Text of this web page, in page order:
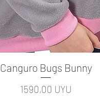
Vista rápida
Canguro Bugs Bunny
Precio
1590,00 UYU